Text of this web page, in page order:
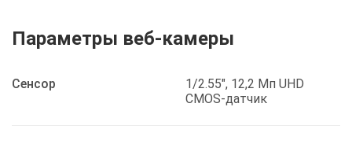
Параметры веб-камеры
Сенсор
1/2.55", 12,2 Мп UHD
CMOS-датчик